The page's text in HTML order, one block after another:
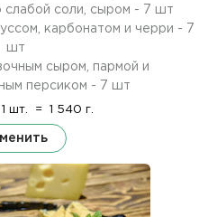
соли, сыром - 7 шт
карбонатом и черри - 7
шт
сыром, пармой и
персиком - 7 шт
1 шт. = 1 540 г.